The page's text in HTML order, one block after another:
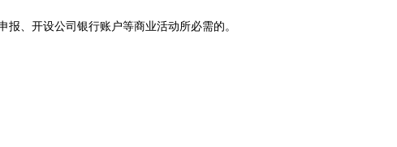
、开设公司银行账户等商业活动所必需的。